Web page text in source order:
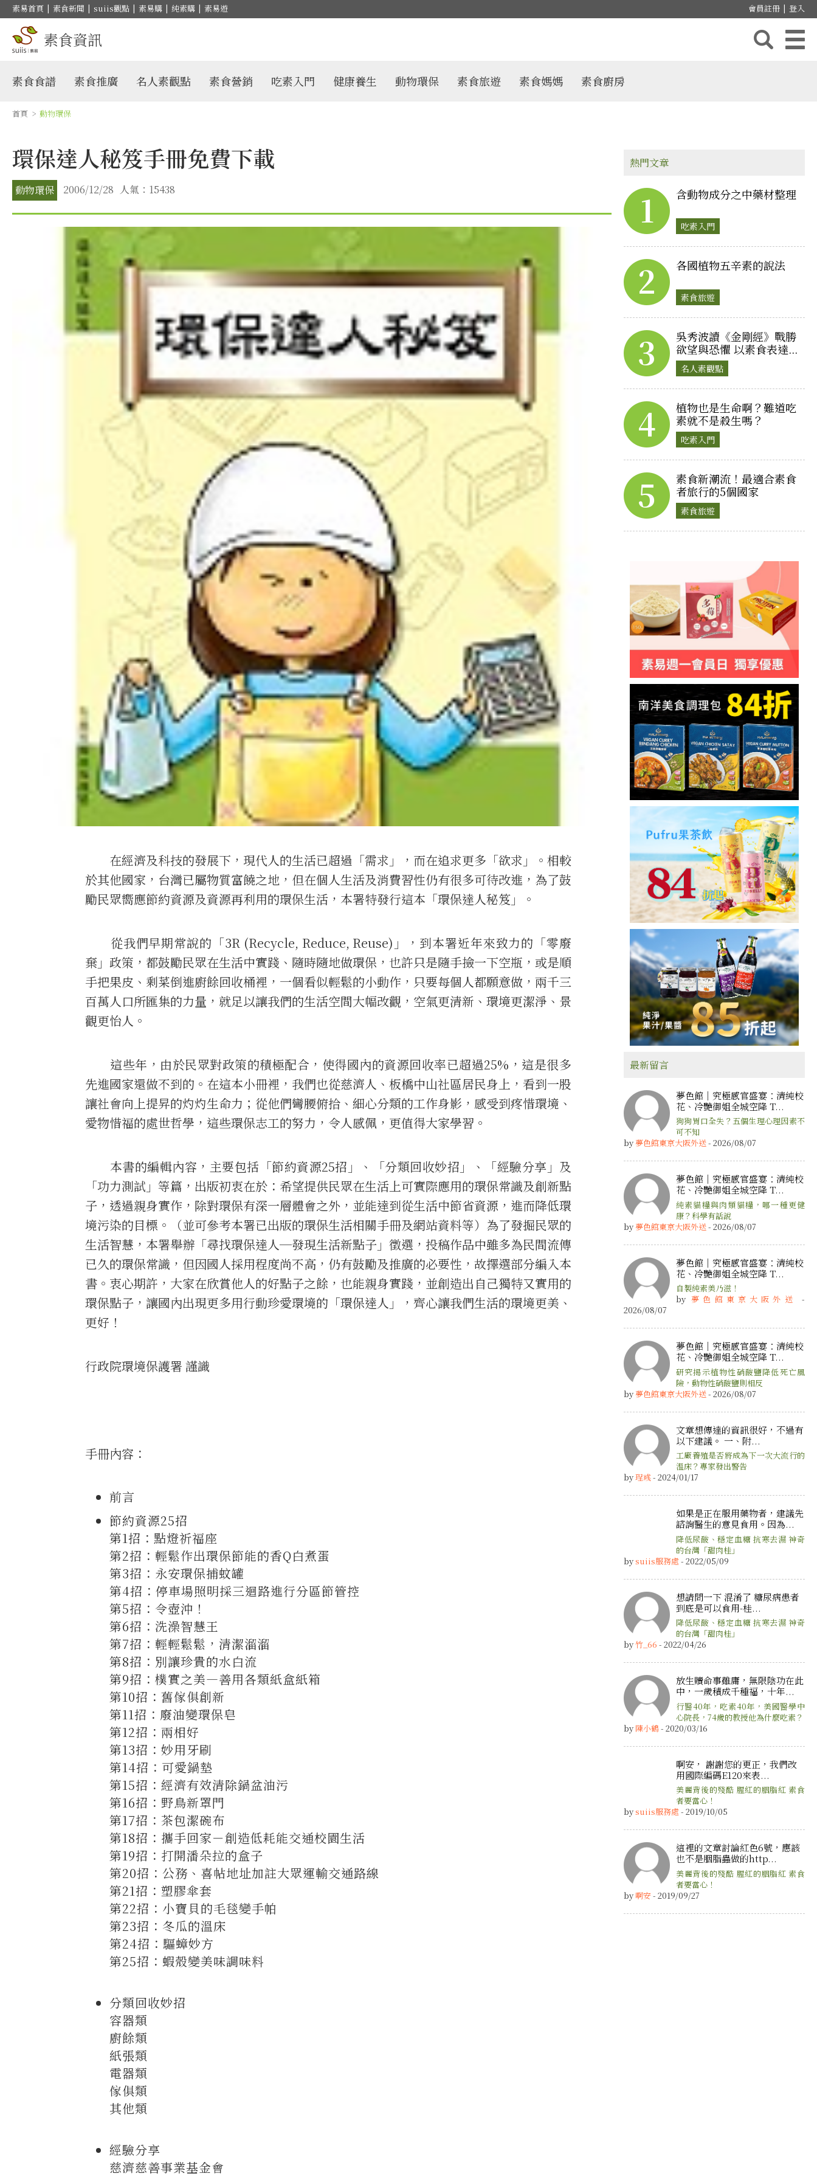
素易首頁 | 素食新聞 | suiis觀點 | 素易購 | 純素購 | 素易遊 會員註冊 | 登入
素食資訊
素食食譜 素食推廣 名人素觀點 素食營銷 吃素入門 健康養生 動物環保 素食旅遊 素食媽媽 素食廚房
首頁 > 動物環保
環保達人秘笈手冊免費下載
動物環保 2006/12/28 人氣：15438
在經濟及科技的發展下，現代人的生活已超過「需求」，而在追求更多「欲求」。相較
於其他國家，台灣已屬物質富饒之地，但在個人生活及消費習性仍有很多可待改進，為了鼓
勵民眾嚮應節約資源及資源再利用的環保生活，本署特發行這本「環保達人秘笈」。
從我們早期常說的「3R (Recycle, Reduce, Reuse)」，到本署近年來致力的「零廢
棄」政策，都鼓勵民眾在生活中實踐、隨時隨地做環保，也許只是隨手撿一下空瓶，或是順
手把果皮、剩菜倒進廚餘回收桶裡，一個看似輕鬆的小動作，只要每個人都願意做，兩千三
百萬人口所匯集的力量，就足以讓我們的生活空間大幅改觀，空氣更清新、環境更潔淨、景
觀更怡人。
這些年，由於民眾對政策的積極配合，使得國內的資源回收率已超過25%，這是很多
先進國家還做不到的。在這本小冊裡，我們也從慈濟人、板橋中山社區居民身上，看到一股
讓社會向上提昇的灼灼生命力；從他們彎腰俯拾、細心分類的工作身影，感受到疼惜環境、
愛物惜福的處世哲學，這些環保志工的努力，令人感佩，更值得大家學習。
本書的編輯內容，主要包括「節約資源25招」、「分類回收妙招」、「經驗分享」及
「功力測試」等篇，出版初衷在於：希望提供民眾在生活上可實際應用的環保常識及創新點
子，透過親身實作，除對環保有深一層體會之外，並能達到從生活中節省資源，進而降低環
境污染的目標。（並可參考本署已出版的環保生活相關手冊及網站資料等）為了發掘民眾的
生活智慧，本署舉辦「尋找環保達人─發現生活新點子」徵選，投稿作品中雖多為民間流傳
已久的環保常識，但因國人採用程度尚不高，仍有鼓勵及推廣的必要性，故擇選部分編入本
書。衷心期許，大家在欣賞他人的好點子之餘，也能親身實踐，並創造出自己獨特又實用的
環保點子，讓國內出現更多用行動珍愛環境的「環保達人」，齊心讓我們生活的環境更美、
更好！
行政院環境保護署 謹識
手冊內容：
前言
節約資源25招
第1招：點燈祈福座
第2招：輕鬆作出環保節能的香Q白煮蛋
第3招：永安環保捕蚊罐
第4招：停車場照明採三迴路進行分區節管控
第5招：令壺沖！
第6招：洗澡智慧王
第7招：輕輕鬆鬆，清潔溜溜
第8招：別讓珍貴的水白流
第9招：樸實之美—善用各類紙盒紙箱
第10招：舊傢俱創新
第11招：廢油變環保皂
第12招：兩相好
第13招：妙用牙刷
第14招：可愛鍋墊
第15招：經濟有效清除鍋盆油污
第16招：野鳥新罩門
第17招：茶包潔碗布
第18招：攜手回家－創造低耗能交通校園生活
第19招：打開潘朵拉的盒子
第20招：公務、喜帖地址加註大眾運輸交通路線
第21招：塑膠傘套
第22招：小寶貝的毛毯變手帕
第23招：冬瓜的溫床
第24招：驅蟑妙方
第25招：蝦殼變美味調味料
分類回收妙招
容器類
廚餘類
紙張類
電器類
傢俱類
其他類
經驗分享
慈濟慈善事業基金會
熱門文章
1 含動物成分之中藥材整理
吃素入門
2 各國植物五辛素的說法
素食旅遊
3
吳秀波讀《金剛經》戰勝
欲望與恐懼 以素食表達...
名人素觀點
4
植物也是生命啊？難道吃
素就不是殺生嗎？
吃素入門
5
素食新潮流！最適合素食
者旅行的5個國家
素食旅遊
最新留言
夢色館｜究極感官盛宴：清純校
花、冷艷御姐全城空降 T...
狗狗胃口全失？五個生理心理因素不
可不知
by夢色館東京大阪外送- 2026/08/07
夢色館｜究極感官盛宴：清純校
花、冷艷御姐全城空降 T...
純素貓糧與肉類貓糧，哪一種更健
康？科學有話說
by夢色館東京大阪外送- 2026/08/07
夢色館｜究極感官盛宴：清純校
花、冷艷御姐全城空降 T...
自製純素美乃滋！
by夢色館東京大阪外送
-
2026/08/07
夢色館｜究極感官盛宴：清純校
花、冷艷御姐全城空降 T...
研究揭示植物性硝酸鹽降低死亡風
險，動物性硝酸鹽則相反
by夢色館東京大阪外送- 2026/08/07
文章想傳達的資訊很好，不過有
以下建議。 一、附...
工廠養殖是否將成為下一次大流行的
溫床？專家發出警告
by珵彧- 2024/01/17
如果是正在服用藥物者，建議先
諮詢醫生的意見食用。因為...
降低尿酸、穩定血糖 抗寒去濕 神奇
的台灣「甜肉桂」
bysuiis服務處 - 2022/05/09
想請問一下 混淆了 糖尿病患者
到底是可以食用-桂...
降低尿酸、穩定血糖 抗寒去濕 神奇
的台灣「甜肉桂」
by竹_66 - 2022/04/26
放生贖命事雖庸，無限陰功在此
中，一歲積成千種福，十年...
行醫40年，吃素40年，美國醫學中
心院長，74歲的教授他為什麼吃素？
by 陳小鶴- 2020/03/16
啊安， 謝謝您的更正，我們改
用國際編碼E120來表...
美麗背後的殘酷 腥紅的胭脂紅 素食
者要當心！
bysuiis服務處 - 2019/10/05
這裡的文章討論紅色6號，應該
也不是胭脂蟲做的http...
美麗背後的殘酷 腥紅的胭脂紅 素食
者要當心！
by 啊安 - 2019/09/27